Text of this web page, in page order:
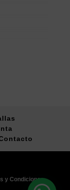
y Condiciones -